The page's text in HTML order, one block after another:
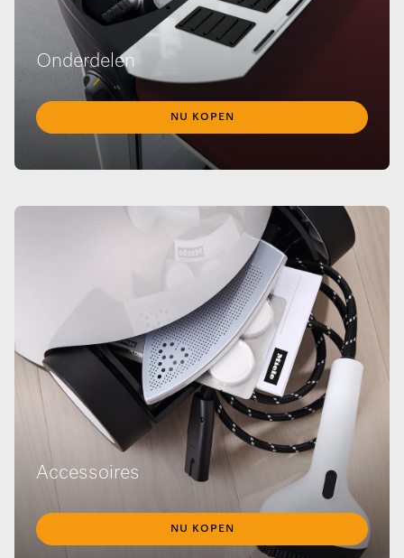
Onderdelen
NU KOPEN
Accessoires
NU KOPEN